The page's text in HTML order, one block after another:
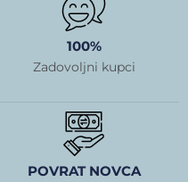
100%
Zadovoljni kupci
POVRAT NOVCA